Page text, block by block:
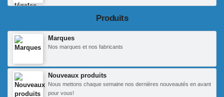
Produits
Marques
Nos marques et nos fabricants
Nouveaux produits
Nous mettons chaque semaine nos dernières nouveautés en avant
pour vous!